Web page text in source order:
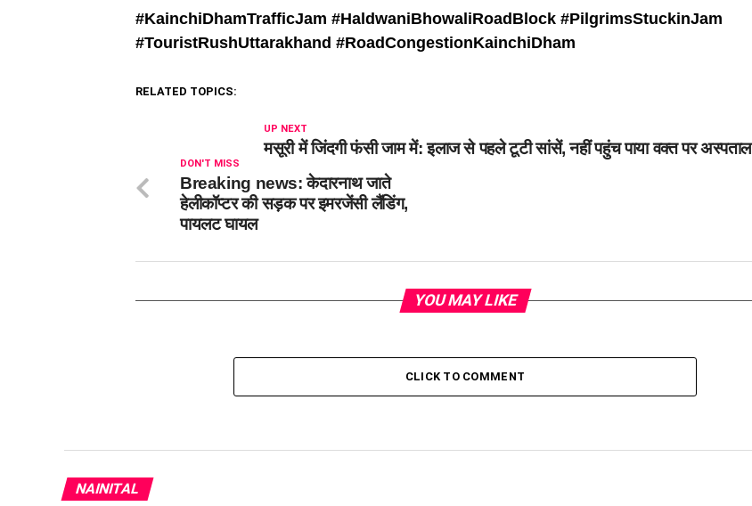
#KainchiDhamTrafficJam #HaldwaniBhowaliRoadBlock #PilgrimsStuckinJam
#TouristRushUttarakhand #RoadCongestionKainchiDham
RELATED TOPICS:
UP NEXT
मसूरी में जिंदगी फंसी जाम में: इलाज से पहले टूटी सांसें, नहीं पहुंच पाया वक्त पर अस्पताल
DON'T MISS
Breaking news: केदारनाथ जाते
हेलीकॉप्टर की सड़क पर इमरजेंसी लैंडिंग,
पायलट घायल
YOU MAY LIKE
CLICK TO COMMENT
NAINITAL